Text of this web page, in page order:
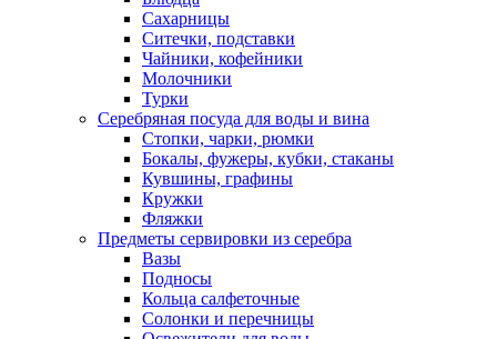
Сахарницы
Ситечки, подставки
Чайники, кофейники
Молочники
Турки
Серебряная посуда для воды и вина
Стопки, чарки, рюмки
Бокалы, фужеры, кубки, стаканы
Кувшины, графины
Кружки
Фляжки
Предметы сервировки из серебра
Вазы
Подносы
Кольца салфеточные
Солонки и перечницы